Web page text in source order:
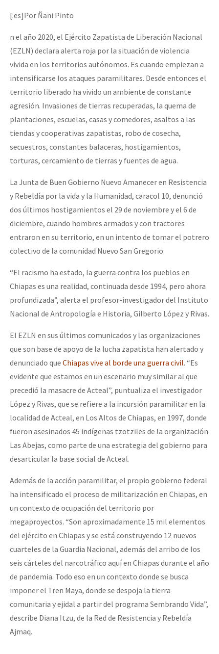
[:es]Por Ñani Pinto
n el año 2020, el Ejército Zapatista de Liberación Nacional
(EZLN) declara alerta roja por la situación de violencia
vivida en los territorios autónomos. Es cuando empiezan a
intensificarse los ataques paramilitares. Desde entonces el
territorio liberado ha vivido un ambiente de constante
agresión. Invasiones de tierras recuperadas, la quema de
plantaciones, escuelas, casas y comedores, asaltos a las
tiendas y cooperativas zapatistas, robo de cosecha,
secuestros, constantes balaceras, hostigamientos,
torturas, cercamiento de tierras y fuentes de agua.
La Junta de Buen Gobierno Nuevo Amanecer en Resistencia
y Rebeldía por la vida y la Humanidad, caracol 10, denunció
dos últimos hostigamientos el 29 de noviembre y el 6 de
diciembre, cuando hombres armados y con tractores
entraron en su territorio, en un intento de tomar el potrero
colectivo de la comunidad Nuevo San Gregorio.
“El racismo ha estado, la guerra contra los pueblos en
Chiapas es una realidad, continuada desde 1994, pero ahora
profundizada”, alerta el profesor-investigador del Instituto
Nacional de Antropología e Historia, Gilberto López y Rivas.
El EZLN en sus últimos comunicados y las organizaciones
que son base de apoyo de la lucha zapatista han alertado y
denunciado que Chiapas vive al borde una guerra civil. “Es
evidente que estamos en un escenario muy similar al que
precedió la masacre de Acteal”, puntualiza el investigador
López y Rivas, que se refiere a la incursión paramilitar en la
localidad de Acteal, en Los Altos de Chiapas, en 1997, donde
fueron asesinados 45 indígenas tzotziles de la organización
Las Abejas, como parte de una estrategia del gobierno para
desarticular la base social de Acteal.
Además de la acción paramilitar, el propio gobierno federal
ha intensificado el proceso de militarización en Chiapas, en
un contexto de ocupación del territorio por
megaproyectos. “Son aproximadamente 15 mil elementos
del ejército en Chiapas y se está construyendo 12 nuevos
cuarteles de la Guardia Nacional, además del arribo de los
seis cárteles del narcotráfico aquí en Chiapas durante el año
de pandemia. Todo eso en un contexto donde se busca
imponer el Tren Maya, donde se despoja la tierra
comunitaria y ejidal a partir del programa Sembrando Vida”,
describe Diana Itzu, de la Red de Resistencia y Rebeldía
Ajmaq.